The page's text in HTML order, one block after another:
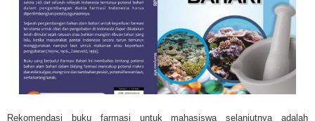
Rekomendasi buku farmasi untuk mahasiswa selanjutnya adalah